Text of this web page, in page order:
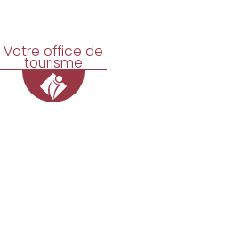
Votre office de
tourisme